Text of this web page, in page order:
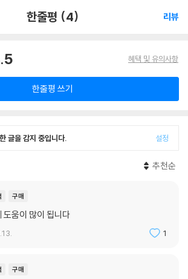
한줄평 (4) 리뷰
혜택 및 유의사항
한줄평 쓰기
글을 감지 중입니다. 설정
추천순
구매
도움이 많이 됩니다
1
구매